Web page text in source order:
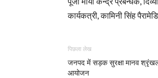
कार्यकत्री, कामिनी सिंह
पिछला लेख
जनपद में सड़क सुरक्षा मानव
आयोजन